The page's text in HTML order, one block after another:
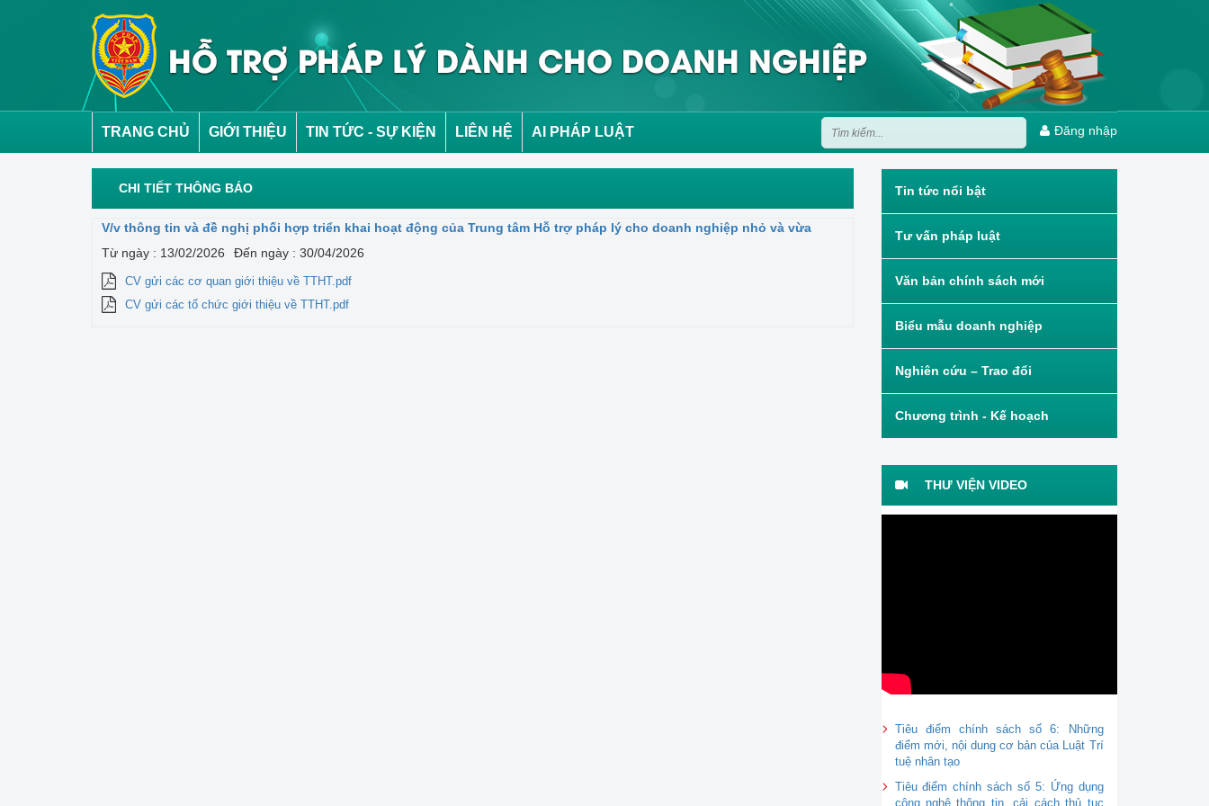
TRANG CHỦ GIỚI THIỆU TIN TỨC - SỰ KIỆN LIÊN HỆ AI PHÁP LUẬT Đăng nhập
CHI TIẾT THÔNG BÁO
V/v thông tin và đề nghị phối hợp triển khai hoạt động của Trung tâm Hỗ trợ pháp lý cho doanh nghiệp nhỏ và vừa
Từ ngày : 13/02/2026
Đến ngày : 30/04/2026
CV gửi các cơ quan giới thiệu về TTHT.pdf
CV gửi các tổ chức giới thiệu về TTHT.pdf
Tin tức nổi bật
Tư vấn pháp luật
Văn bản chính sách mới
Biểu mẫu doanh nghiệp
Nghiên cứu – Trao đổi
Chương trình - Kế hoạch
THƯ VIỆN VIDEO
Tiêu điểm chính sách số 6: Những
điểm mới, nội dung cơ bản của Luật Trí
tuệ nhân tạo
Tiêu điểm chính sách số 5: Ứng dụng
công nghệ thông tin, cải cách thủ tục